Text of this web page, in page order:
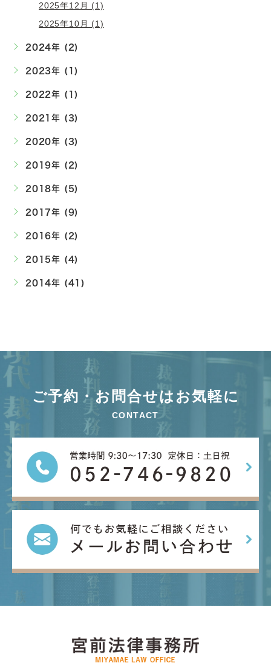
2025年12月 (1)
2025年10月 (1)
2024年 (2)
2023年 (1)
2022年 (1)
2021年 (3)
2020年 (3)
2019年 (2)
2018年 (5)
2017年 (9)
2016年 (2)
2015年 (4)
2014年 (41)
ご予約・お問合せはお気軽に
CONTACT